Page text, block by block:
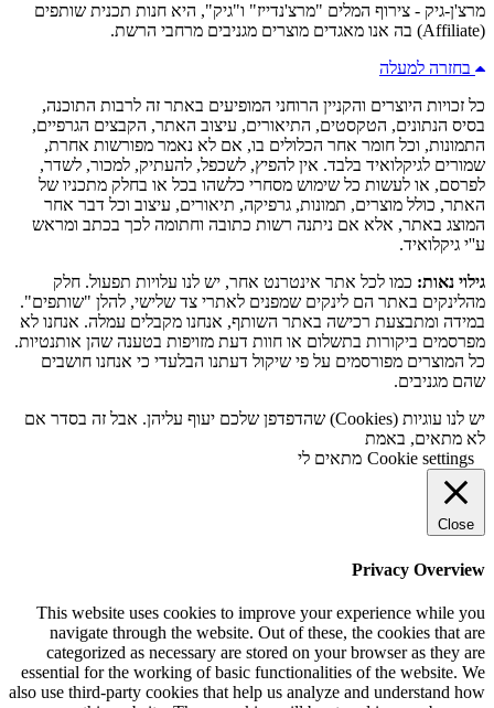
מרצ'ן-גיק - צירוף המלים "מרצ'נדייז" ו"גיק", היא חנות תכנית שותפים
(Affiliate) בה אנו מאגדים מוצרים מגניבים מרחבי הרשת.
בחזרה למעלה
כל זכויות היוצרים והקניין הרוחני המופיעים באתר זה לרבות התוכנה,
בסיס הנתונים, הטקסטים, התיאורים, עיצוב האתר, הקבצים הגרפיים,
התמונות, וכל חומר אחר הכלולים בו, אם לא נאמר מפורשות אחרת,
שמורים לגיקלואיד בלבד. אין להפיץ, לשכפל, להעתיק, למכור, לשדר,
לפרסם, או לעשות כל שימוש מסחרי כלשהו בכל או בחלק מתכניו של
האתר, כולל מוצרים, תמונות, גרפיקה, תיאורים, עיצוב וכל דבר אחר
המוצג באתר, אלא אם ניתנה רשות כתובה וחתומה לכך בכתב ומראש
ע''י גיקלואיד.
גילוי נאות: כמו לכל אתר אינטרנט אחר, יש לנו עלויות תפעול. חלק
מהלינקים באתר הם לינקים שמפנים לאתרי צד שלישי, להלן "שותפים".
במידה ומתבצעת רכישה באתר השותף, אנחנו מקבלים עמלה. אנחנו לא
מפרסמים ביקורות בתשלום או חוות דעת מזויפות בטענה שהן אותנטיות.
כל המוצרים מפורסמים על פי שיקול דעתנו הבלעדי כי אנחנו חושבים
שהם מגניבים.
יש לנו עוגיות (Cookies) שהדפדפן שלכם יעוף עליהן. אבל זה בסדר אם
לא מתאים, באמת
Cookie settings מתאים לי
Close
Privacy Overview
This website uses cookies to improve your experience while you
navigate through the website. Out of these, the cookies that are
categorized as necessary are stored on your browser as they are
essential for the working of basic functionalities of the website. We
also use third-party cookies that help us analyze and understand how